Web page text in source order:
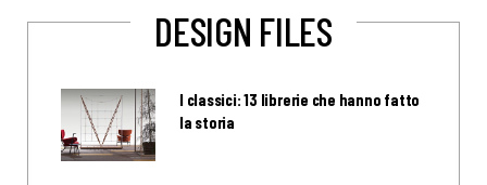
DESIGN FILES
I classici: 13 librerie che hanno fatto
la storia